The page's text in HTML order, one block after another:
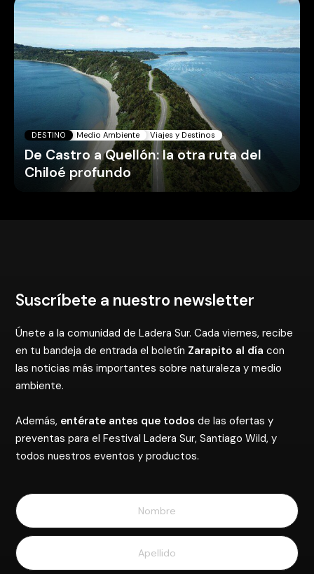
DESTINO Medio Ambiente Viajes y Destinos
De Castro a Quellón: la otra ruta del
Chiloé profundo
Suscríbete a nuestro newsletter
Únete a la comunidad de Ladera Sur. Cada viernes, recibe
en tu bandeja de entrada el boletín Zarapito al día con
las noticias más importantes sobre naturaleza y medio
ambiente.
Además, entérate antes que todos de las ofertas y
preventas para el Festival Ladera Sur, Santiago Wild, y
todos nuestros eventos y productos.